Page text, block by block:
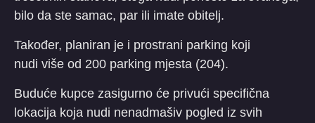
bilo da ste samac, par ili imate obitelj.
Također, planiran je i prostrani parking koji
nudi više od 200 parking mjesta (204).
Buduće kupce zasigurno će privući specifična
lokacija koja nudi nenadmašiv pogled iz svih